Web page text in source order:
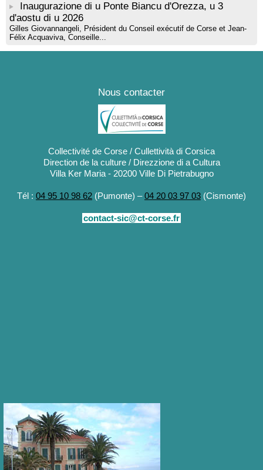
Inaugurazione di u Ponte Biancu d'Orezza, u 3
d'aostu di u 2026
Gilles Giovannangeli, Président du Conseil exécutif de Corse et Jean-
Félix Acquaviva, Conseille...
Nous contacter
Collectivité de Corse / Cullettività di Corsica
Direction de la culture / Direzzione di a Cultura
Villa Ker Maria - 20200 Ville Di Pietrabugno
Tél : 04 95 10 98 62 (Pumonte) –04 20 03 97 03 (Cismonte)
contact-sic@ct-corse.fr